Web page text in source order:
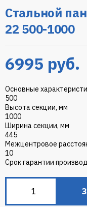
Стальной
22 500-1000
6995 руб.
Основные
500
Высота секции, мм
1000
Ширина секции, мм
445
Межцентровое
10
Срок гарантии